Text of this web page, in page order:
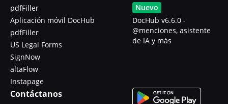
pdfFiller
Aplicación móvil DocHub
pdfFiller
US Legal Forms
SignNow
altaFlow
Instapage
Nuevo
DocHub v6.6.0 -
@menciones, asistente
de IA y más
Contáctanos